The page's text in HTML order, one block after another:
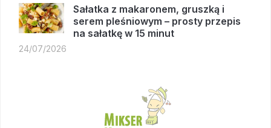
Sałatka z makaronem, gruszką i
serem pleśniowym – prosty przepis
na sałatkę w 15 minut
24/07/2026